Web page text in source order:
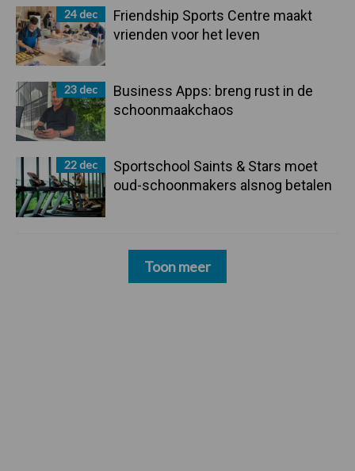
24 dec
Friendship Sports Centre maakt
vrienden voor het leven
23 dec
Business Apps: breng rust in de
schoonmaakchaos
22 dec
Sportschool Saints & Stars moet
oud-schoonmakers alsnog betalen
Toon meer